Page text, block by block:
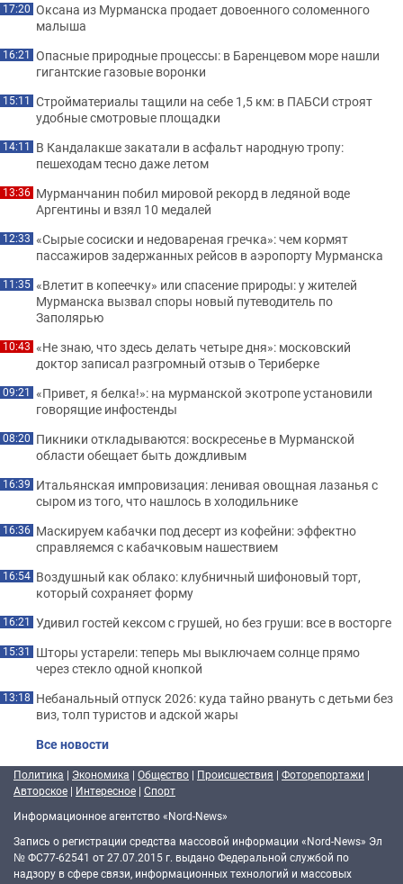
17:20 Оксана из Мурманска продает довоенного соломенного
малыша
16:21 Опасные природные процессы: в Баренцевом море нашли
гигантские газовые воронки
15:11 Стройматериалы тащили на себе 1,5 км: в ПАБСИ строят
удобные смотровые площадки
14:11 В Кандалакше закатали в асфальт народную тропу:
пешеходам тесно даже летом
13:36 Мурманчанин побил мировой рекорд в ледяной воде
Аргентины и взял 10 медалей
12:33 «Сырые сосиски и недовареная гречка»: чем кормят
пассажиров задержанных рейсов в аэропорту Мурманска
11:35 «Влетит в копеечку» или спасение природы: у жителей
Мурманска вызвал споры новый путеводитель по
Заполярью
10:43 «Не знаю, что здесь делать четыре дня»: московский
доктор записал разгромный отзыв о Териберке
09:21 «Привет, я белка!»: на мурманской экотропе установили
говорящие инфостенды
08:20 Пикники откладываются: воскресенье в Мурманской
области обещает быть дождливым
16:39 Итальянская импровизация: ленивая овощная лазанья с
сыром из того, что нашлось в холодильнике
16:36 Маскируем кабачки под десерт из кофейни: эффектно
справляемся с кабачковым нашествием
16:54 Воздушный как облако: клубничный шифоновый торт,
который сохраняет форму
16:21 Удивил гостей кексом с грушей, но без груши: все в восторге
15:31 Шторы устарели: теперь мы выключаем солнце прямо
через стекло одной кнопкой
13:18 Небанальный отпуск 2026: куда тайно рвануть с детьми без
виз, толп туристов и адской жары
Все новости
Политика | Экономика | Общество | Происшествия | Фоторепортажи |
Авторское | Интересное | Спорт
Информационное агентство «Nord-News»
Запись о регистрации средства массовой информации «Nord-News» Эл
№ ФС77-62541 от 27.07.2015 г. выдано Федеральной службой по
надзору в сфере связи, информационных технологий и массовых